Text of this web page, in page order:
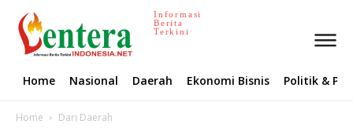
Informasi
Berita
Terkini
Home Nasional Daerah Ekonomi Bisnis Politik &
Home Dari Daerah